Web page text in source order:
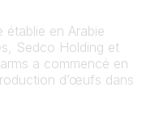
établie en Arabie
Sedco Holding et
a commencé en
d’œufs dans